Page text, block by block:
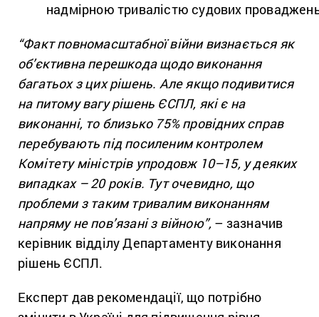
надмірною тривалістю судових
“Факт повномасштабної війни визнається як
об’єктивна перешкода щодо виконання
багатьох з цих рішень. Але якщо подивитися
на питому вагу рішень ЄСПЛ, які є на
виконанні, то близько 75% провідних справ
перебувають під посиленим контролем
Комітету міністрів упродовж 10–15, у деяких
випадках – 20 років. Тут очевидно, що
проблеми з таким тривалим виконанням
напряму не пов’язані з війною”, – зазначив
керівник відділу Департаменту виконання
рішень ЄСПЛ.
Експерт дав рекомендації, що потрібно